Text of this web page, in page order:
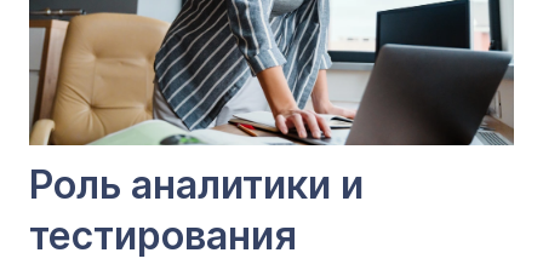
Роль аналитики и
тестирования